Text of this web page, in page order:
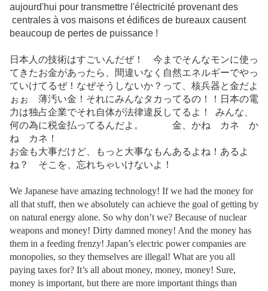
aujourd'hui pour transmettre l'électricité provenant des
centrales à vos maisons et édifices de bureaux causent
beaucoup de pertes de puissance !
日本人の技術はすごいんだぜ！ 今までそんなモンに使っ
てきたお金があったら、間違いなく自然エネルギーでやっ
ていけてるぜ！なぜそうしないか？って、核兵器と金だよ
ぉぉ 薄汚い金！それにみんなタカってるの！！日本の電
力は独占企業でそれ自体が法律違反してるよ！ みんな、
何の為に税金払ってるんだよ。 金、かね カネ か
ね カネ！
お金も大事だけど、もっと大事なもんあるよね！あるよ
ね？ そこを、忘れちゃいけないよ！
We Japanese have amazing technology! If we had the money for
all that stuff, then we absolutely can achieve the goal of getting by
on natural energy alone. So why don’t we? Because of nuclear
weapons and money! Dirty damned money! And the money has
them in a feeding frenzy! Japan’s electric power companies are
monopolies, so they themselves are illegal! What are you all
paying taxes for? It’s all about money, money, money! Sure,
money is important, but there are more important things than